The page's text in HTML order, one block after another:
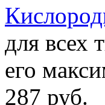
для всех
его
287 руб.